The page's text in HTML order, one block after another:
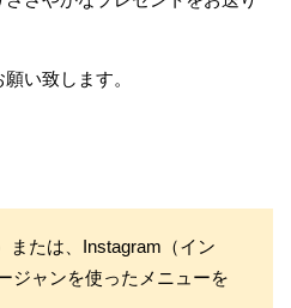
い致します。
たは、Instagram（イン
ジャンを使ったメニューを